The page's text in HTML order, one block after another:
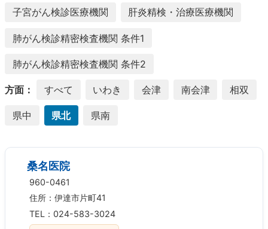
子宮がん検診医療機関 肝炎精検・治療医療機関
肺がん検診精密検査機関 条件1
肺がん検診精密検査機関 条件2
方面： すべて いわき 会津 南会津 相双
県中 県北 県南
桑名医院
960-0461
住所：伊達市片町41
TEL：024-583-3024